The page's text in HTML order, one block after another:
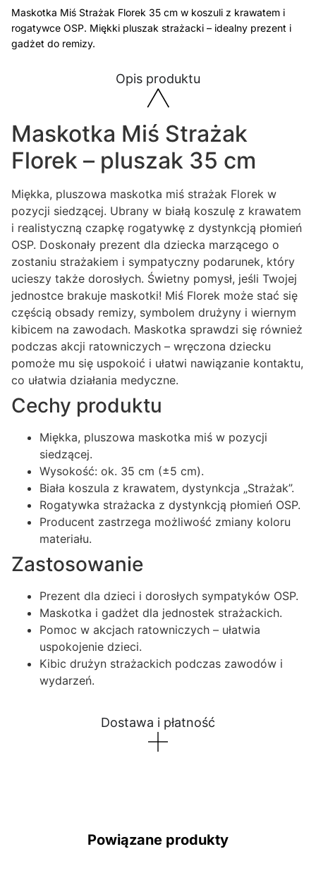
Maskotka Miś Strażak Florek 35 cm w koszuli z krawatem i
rogatywce OSP. Miękki pluszak strażacki – idealny prezent i
gadżet do remizy.
Opis produktu
Maskotka Miś Strażak
Florek – pluszak 35 cm
Miękka, pluszowa maskotka miś strażak Florek w
pozycji siedzącej. Ubrany w białą koszulę z krawatem
i realistyczną czapkę rogatywkę z dystynkcją płomień
OSP. Doskonały prezent dla dziecka marzącego o
zostaniu strażakiem i sympatyczny podarunek, który
ucieszy także dorosłych. Świetny pomysł, jeśli Twojej
jednostce brakuje maskotki! Miś Florek może stać się
częścią obsady remizy, symbolem drużyny i wiernym
kibicem na zawodach. Maskotka sprawdzi się również
podczas akcji ratowniczych – wręczona dziecku
pomoże mu się uspokoić i ułatwi nawiązanie kontaktu,
co ułatwia działania medyczne.
Cechy produktu
Miękka, pluszowa maskotka miś w pozycji
siedzącej.
Wysokość: ok. 35 cm (±5 cm).
Biała koszula z krawatem, dystynkcja „Strażak”.
Rogatywka strażacka z dystynkcją płomień OSP.
Producent zastrzega możliwość zmiany koloru
materiału.
Zastosowanie
Prezent dla dzieci i dorosłych sympatyków OSP.
Maskotka i gadżet dla jednostek strażackich.
Pomoc w akcjach ratowniczych – ułatwia
uspokojenie dzieci.
Kibic drużyn strażackich podczas zawodów i
wydarzeń.
Dostawa i płatność
Powiązane produkty